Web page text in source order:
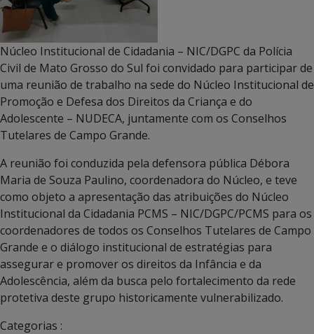
Núcleo Institucional de Cidadania – NIC/DGPC da Polícia
Civil de Mato Grosso do Sul foi convidado para participar de
uma reunião de trabalho na sede do Núcleo Institucional de
Promoção e Defesa dos Direitos da Criança e do
Adolescente – NUDECA, juntamente com os Conselhos
Tutelares de Campo Grande.
A reunião foi conduzida pela defensora pública Débora
Maria de Souza Paulino, coordenadora do Núcleo, e teve
como objeto a apresentação das atribuições do Núcleo
Institucional da Cidadania PCMS – NIC/DGPC/PCMS para os
coordenadores de todos os Conselhos Tutelares de Campo
Grande e o diálogo institucional de estratégias para
assegurar e promover os direitos da Infância e da
Adolescência, além da busca pelo fortalecimento da rede
protetiva deste grupo historicamente vulnerabilizado.
Categorias :